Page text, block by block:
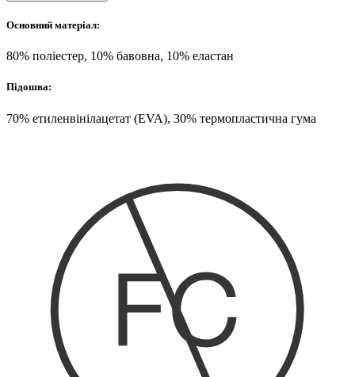
Основний матеріал:
80% поліестер, 10% бавовна, 10% еластан
Підошва:
70% етиленвінілацетат (EVA), 30% термопластична гума